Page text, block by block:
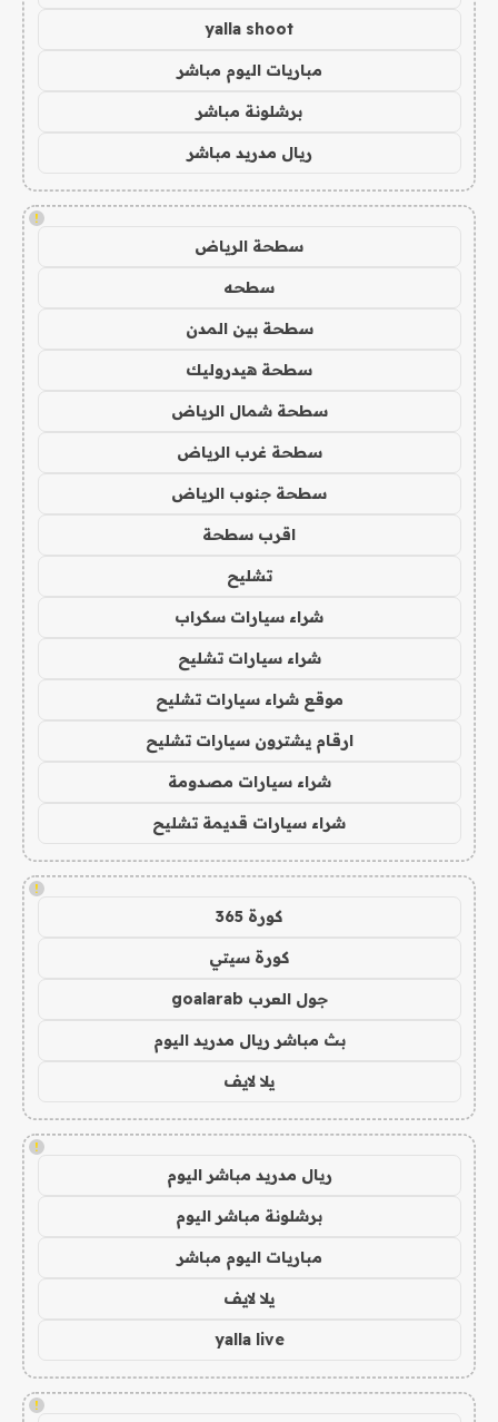
yalla shoot
مباريات اليوم مباشر
برشلونة مباشر
ريال مدريد مباشر
!
سطحة الرياض
سطحه
سطحة بين المدن
سطحة هيدروليك
سطحة شمال الرياض
سطحة غرب الرياض
سطحة جنوب الرياض
اقرب سطحة
تشليح
شراء سيارات سكراب
شراء سيارات تشليح
موقع شراء سيارات تشليح
ارقام يشترون سيارات تشليح
شراء سيارات مصدومة
شراء سيارات قديمة تشليح
!
كورة 365
كورة سيتي
جول العرب goalarab
بث مباشر ريال مدريد اليوم
يلا لايف
!
ريال مدريد مباشر اليوم
برشلونة مباشر اليوم
مباريات اليوم مباشر
يلا لايف
yalla live
!